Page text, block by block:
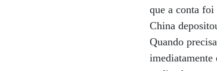
que a conta foi
China
Quando